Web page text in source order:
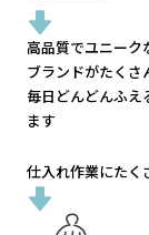
高品質でユニーク
ブランドがたくさ
毎日どんどんふえ
ます
仕入れ作業にたく